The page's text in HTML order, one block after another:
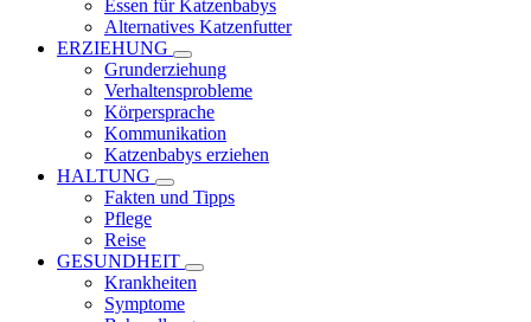
Essen für Katzenbabys
Alternatives Katzenfutter
ERZIEHUNG
Grunderziehung
Verhaltensprobleme
Körpersprache
Kommunikation
Katzenbabys erziehen
HALTUNG
Fakten und Tipps
Pflege
Reise
GESUNDHEIT
Krankheiten
Symptome